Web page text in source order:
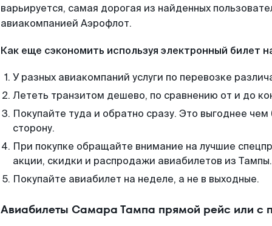
варьируется, самая дорогая из найденных
авиакомпанией Аэрофлот.
Как еще сэкономить используя электронный билет
У разных авиакомпаний услуги по перевозке
Лететь транзитом дешево, по сравнению от и до
Покупайте туда и обратно сразу. Это выгоднее
сторону.
При покупке обращайте внимание на лучшие
акции, скидки и распродажи авиабилетов из Тампы.
Покупайте авиабилет на неделе, а не в выходные.
Авиабилеты Самара Тампа прямой рейс или с